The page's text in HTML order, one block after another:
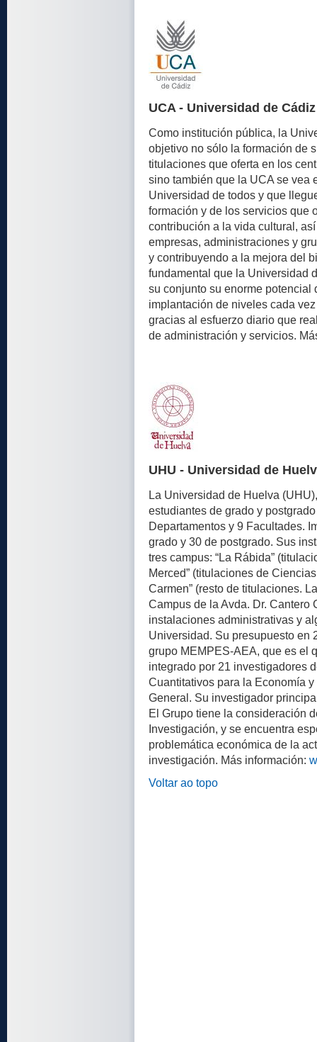
UCA - Universidad de Cádiz
Como institución pública, la
objetivo no sólo la formación de
titulaciones que oferta en los
sino también que la UCA se vea
Universidad de todos y que
formación y de los servicios que
contribución a la vida cultural,
empresas, administraciones y
y contribuyendo a la mejora del
fundamental que la Universidad
su conjunto su enorme
implantación de niveles cada
gracias al esfuerzo diario que
de administración y servicios.
UHU - Universidad de
La Universidad de Huelva
estudiantes de grado y
Departamentos y 9 Facultades.
grado y 30 de postgrado. Sus
tres campus: “La Rábida”
Merced” (titulaciones de
Carmen” (resto de titulaciones.
Campus de la Avda. Dr.
instalaciones administrativas y
Universidad. Su presupuesto en
grupo MEMPES-AEA, que es el
integrado por 21 investigadores
Cuantitativos para la Economía
General. Su investigador
El Grupo tiene la consideración
Investigación, y se encuentra
problemática económica de la
investigación. Más información:
Voltar ao topo